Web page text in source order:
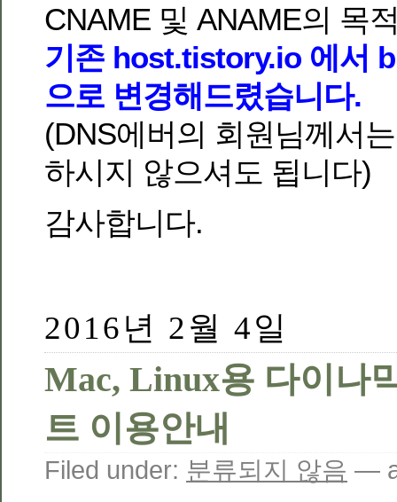
CNAME 및 ANAME의 목
기존 host.tistory.io 에서
으로 변경해드렸습니다.
(DNS에버의 회원님께서
하시지 않으셔도 됩니다)
감사합니다.
2016년 2월 4일
Mac, Linux용 다이나
트 이용안내
Filed under: 분류되지 않음 —